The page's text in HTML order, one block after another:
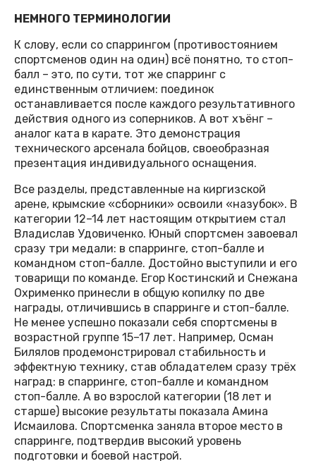
НЕМНОГО ТЕРМИНОЛОГИИ
К слову, если со спаррингом (противостоянием
спортсменов один на один) всё понятно, то стоп-
балл – это, по сути, тот же спарринг с
единственным отличием: поединок
останавливается после каждого результативного
действия одного из соперников. А вот хъёнг –
аналог ката в карате. Это демонстрация
технического арсенала бойцов, своеобразная
презентация индивидуального оснащения.
Все разделы, представленные на киргизской
арене, крымские «сборники» освоили «назубок». В
категории 12–14 лет настоящим открытием стал
Владислав Удовиченко. Юный спортсмен завоевал
сразу три медали: в спарринге, стоп-балле и
командном стоп-балле. Достойно выступили и его
товарищи по команде. Егор Костинский и Снежана
Охрименко принесли в общую копилку по две
награды, отличившись в спарринге и стоп-балле.
Не менее успешно показали себя спортсмены в
возрастной группе 15–17 лет. Например, Осман
Билялов продемонстрировал стабильность и
эффектную технику, став обладателем сразу трёх
наград: в спарринге, стоп-балле и командном
стоп-балле. А во взрослой категории (18 лет и
старше) высокие результаты показала Амина
Исмаилова. Спортсменка заняла второе место в
спарринге, подтвердив высокий уровень
подготовки и боевой настрой.